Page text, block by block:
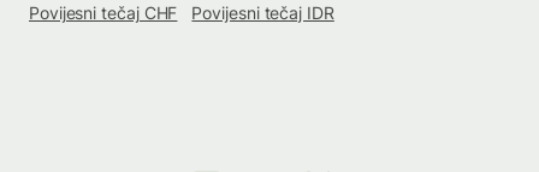
Povijesni tečaj CHF
Povijesni tečaj IDR